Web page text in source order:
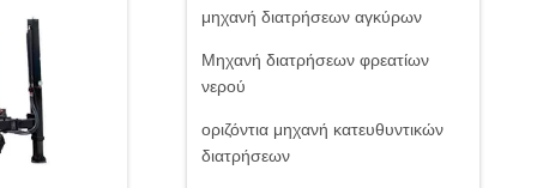
μηχανή διατρήσεων αγκύρων
Μηχανή διατρήσεων φρεατίων
νερού
οριζόντια μηχανή κατευθυντικών
διατρήσεων